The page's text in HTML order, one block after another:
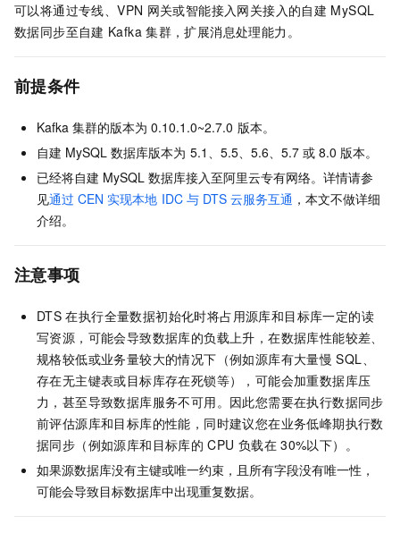
可以将通过专线、VPN 网关或智能接入网关接入的自建 MySQL
数据同步至自建 Kafka 集群，扩展消息处理能力。
前提条件
Kafka 集群的版本为 0.10.1.0~2.7.0 版本。
自建 MySQL 数据库版本为 5.1、5.5、5.6、5.7 或 8.0 版本。
已经将自建 MySQL 数据库接入至阿里云专有网络。详情请参
见通过 CEN 实现本地 IDC 与 DTS 云服务互通 ，本文不做详细
介绍。
注意事项
DTS 在执行全量数据初始化时将占用源库和目标库一定的读
写资源，可能会导致数据库的负载上升，在数据库性能较差、
规格较低或业务量较大的情况下（例如源库有大量慢 SQL、
存在无主键表或目标库存在死锁等），可能会加重数据库压
力，甚至导致数据库服务不可用。因此您需要在执行数据同步
前评估源库和目标库的性能，同时建议您在业务低峰期执行数
据同步（例如源库和目标库的 CPU 负载在 30%以下）。
如果源数据库没有主键或唯一约束，且所有字段没有唯一性，
可能会导致目标数据库中出现重复数据。